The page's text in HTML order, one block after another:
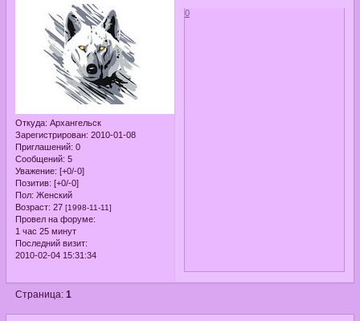
Откуда: Архангельск
Зарегистрирован: 2010-01-08
Приглашений: 0
Сообщений: 5
Уважение: [+0/-0]
Позитив: [+0/-0]
Пол: Женский
Возраст: 27 [1998-11-11]
Провел на форуме:
1 час 25 минут
Последний визит:
2010-02-04 15:31:34
0
Страница: 1